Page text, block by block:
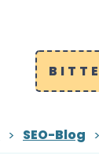
SEO-Blog